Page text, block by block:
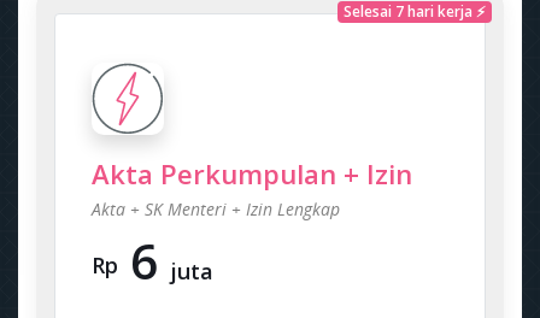
Selesai 7 hari kerja ⚡
Akta Perkumpulan + Izin
Akta + SK Menteri + Izin Lengkap
Rp 6 juta